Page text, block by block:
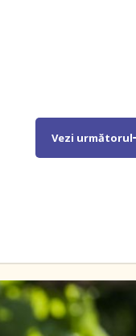
Vezi următorul